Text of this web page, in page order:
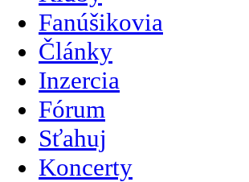
Fanúšikovia
Články
Inzercia
Fórum
Sťahuj
Koncerty